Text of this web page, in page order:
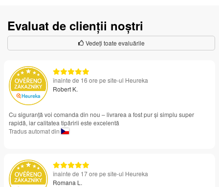
Evaluat de clienții noștri
Vedeți toate evaluările
înainte de 16 ore pe site-ul Heureka
Robert K.
Cu siguranță voi comanda din nou – livrarea a fost pur și simplu super
rapidă, iar calitatea tipăririi este excelentă
Tradus automat din
înainte de 17 ore pe site-ul Heureka
Romana L.